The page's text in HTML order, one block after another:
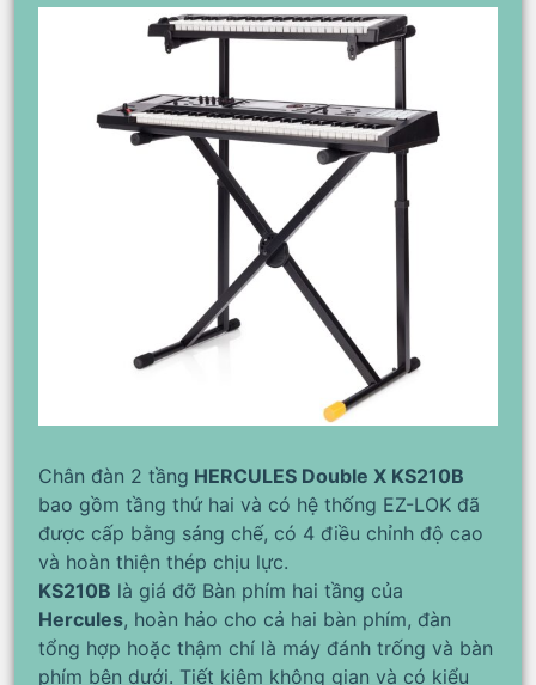
Chân đàn 2 tầng HERCULES Double X KS210B
bao gồm tầng thứ hai và có hệ thống EZ-LOK đã
được cấp bằng sáng chế, có 4 điều chỉnh độ cao
và hoàn thiện thép chịu lực.
KS210B là giá đỡ Bàn phím hai tầng của
Hercules, hoàn hảo cho cả hai bàn phím, đàn
tổng hợp hoặc thậm chí là máy đánh trống và bàn
phím bên dưới. Tiết kiệm không gian và có kiểu